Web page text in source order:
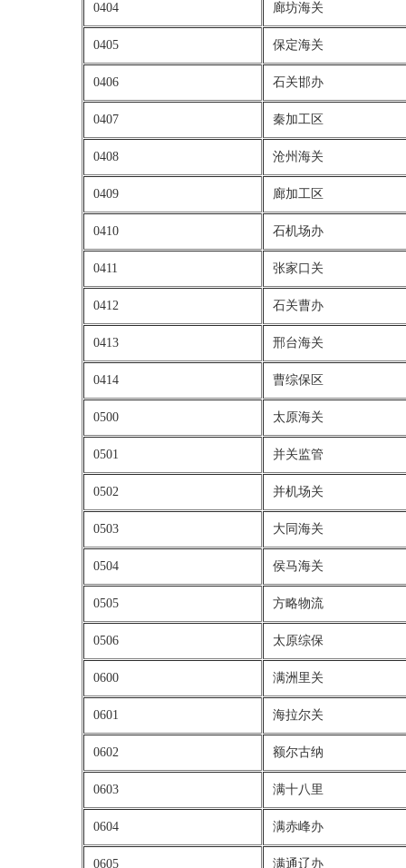
0404 廊坊海关
0405 保定海关
0406 石关邯办
0407 秦加工区
0408 沧州海关
0409 廊加工区
0410 石机场办
0411 张家口关
0412 石关曹办
0413 邢台海关
0414 曹综保区
0500 太原海关
0501 并关监管
0502 并机场关
0503 大同海关
0504 侯马海关
0505 方略物流
0506 太原综保
0600 满洲里关
0601 海拉尔关
0602 额尔古纳
0603 满十八里
0604 满赤峰办
0605 满通辽办